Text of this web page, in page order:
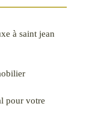
à saint jean
pour votre